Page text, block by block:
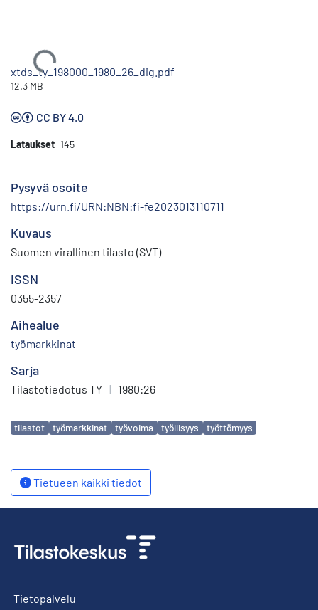
Ladataan...
xtds_ty_198000_1980_26_dig.pdf
12.3 MB
CC BY 4.0
Lataukset 145
Pysyvä osoite
https://urn.fi/URN:NBN:fi-fe2023013110711
Kuvaus
Suomen virallinen tilasto (SVT)
ISSN
0355-2357
Aihealue
työmarkkinat
Sarja
Tilastotiedotus TY | 1980:26
Avainsanat
tilastot työmarkkinat työvoima työllisyys työttömyys
Tietueen kaikki tiedot
Tietopalvelu